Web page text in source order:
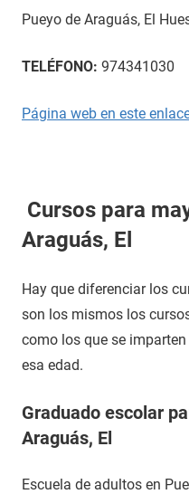
Pueyo de Araguás, El
TELÉFONO: 974341030
Página web en este
Cursos para
Araguás, El
Hay que diferenciar los
son los mismos los
como los que se
esa edad.
Graduado escolar
Araguás, El
Escuela de adultos en